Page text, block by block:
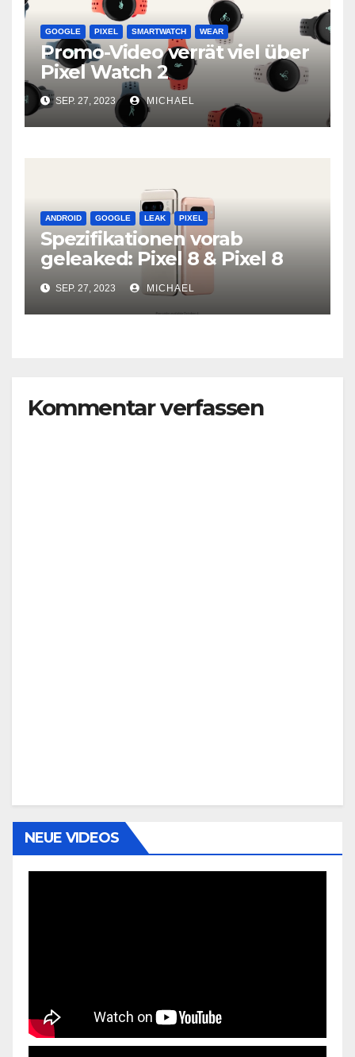
GOOGLE PIXEL SMARTWATCH WEAR
Promo-Video verrät viel über
Pixel Watch 2
SEP. 27, 2023 MICHAEL
ANDROID GOOGLE LEAK PIXEL
Spezifikationen vorab
geleaked: Pixel 8 & Pixel 8
Pro
SEP. 27, 2023 MICHAEL
Kommentar verfassen
NEUE VIDEOS